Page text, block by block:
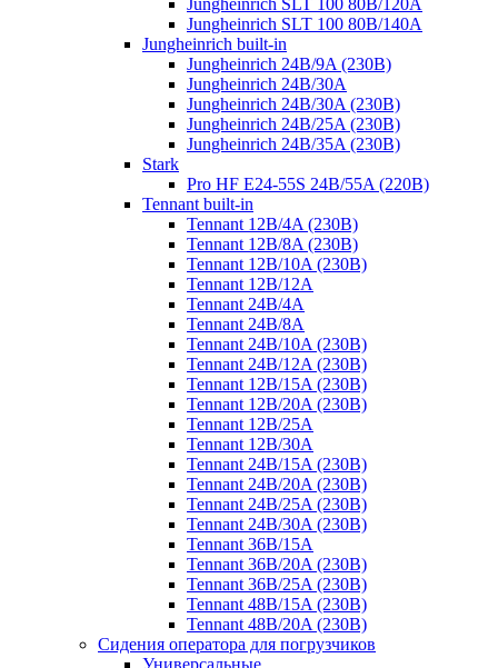
Jungheinrich SLT 100 80B/140A
Jungheinrich built-in
Jungheinrich 24B/9A (230B)
Jungheinrich 24B/30A
Jungheinrich 24B/30A (230B)
Jungheinrich 24B/25A (230B)
Jungheinrich 24B/35A (230B)
Stark
Pro HF E24-55S 24B/55A (220B)
Tennant built-in
Tennant 12B/4A (230B)
Tennant 12B/8A (230B)
Tennant 12B/10A (230B)
Tennant 12B/12A
Tennant 24B/4A
Tennant 24B/8A
Tennant 24B/10A (230B)
Tennant 24B/12A (230B)
Tennant 12B/15A (230B)
Tennant 12B/20A (230B)
Tennant 12B/25A
Tennant 12B/30A
Tennant 24B/15A (230B)
Tennant 24B/20A (230B)
Tennant 24B/25A (230B)
Tennant 24B/30A (230B)
Tennant 36B/15A
Tennant 36B/20A (230B)
Tennant 36B/25A (230B)
Tennant 48B/15A (230B)
Tennant 48B/20A (230B)
Сидения оператора для погрузчиков
Универсальные